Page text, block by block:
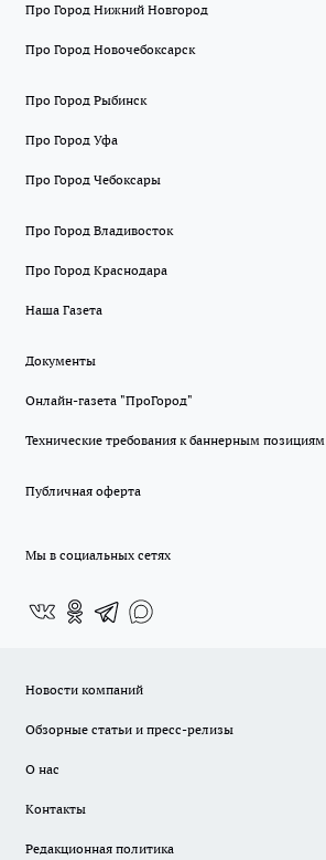
Про Город Нижний Новгород
Про Город Новочебоксарск
Про Город Рыбинск
Про Город Уфа
Про Город Чебоксары
Про Город Владивосток
Про Город Краснодара
Наша Газета
Документы
Онлайн-газета "ПроГород"
Технические требования к баннерным позициям
Публичная оферта
Мы в социальных сетях
Новости компаний
Обзорные статьи и пресс-релизы
О нас
Контакты
Редакционная политика